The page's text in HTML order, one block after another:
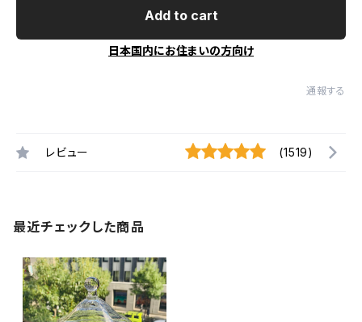
Add to cart
日本国内にお住まいの方向け
通報する
レビュー (1519)
最近チェックした商品